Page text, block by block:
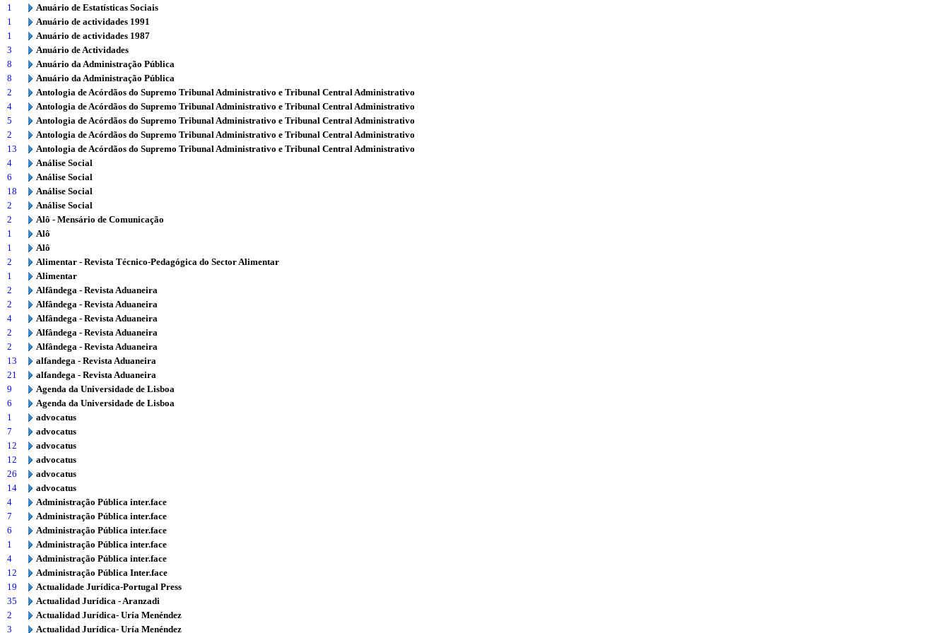
1
Anuário de Estatísticas Sociais
1
Anuário de actividades 1991
1
Anuário de actividades 1987
3
Anuário de Actividades
8
Anuário da Administração Pública
8
Anuário da Administração Pública
2
Antologia de Acórdãos do Supremo Tribunal Administrativo e Tribunal Central Administrativo
4
Antologia de Acórdãos do Supremo Tribunal Administrativo e Tribunal Central Administrativo
5
Antologia de Acórdãos do Supremo Tribunal Administrativo e Tribunal Central Administrativo
2
Antologia de Acórdãos do Supremo Tribunal Administrativo e Tribunal Central Administrativo
13
Antologia de Acórdãos do Supremo Tribunal Administrativo e Tribunal Central Administrativo
4
Análise Social
6
Análise Social
18
Análise Social
2
Análise Social
2
Alô - Mensário de Comunicação
1
Alô
1
Alô
2
Alimentar - Revista Técnico-Pedagógica do Sector Alimentar
1
Alimentar
2
Alfândega - Revista Aduaneira
2
Alfândega - Revista Aduaneira
4
Alfândega - Revista Aduaneira
2
Alfândega - Revista Aduaneira
2
Alfândega - Revista Aduaneira
13
alfandega - Revista Aduaneira
21
alfandega - Revista Aduaneira
9
Agenda da Universidade de Lisboa
6
Agenda da Universidade de Lisboa
1
advocatus
7
advocatus
12
advocatus
12
advocatus
26
advocatus
14
advocatus
4
Administração Pública inter.face
7
Administração Pública inter.face
6
Administração Pública inter.face
1
Administração Pública inter.face
4
Administração Pública inter.face
12
Administração Pública Inter.face
19
Actualidade Jurídica-Portugal Press
35
Actualidad Jurídica - Aranzadi
2
Actualidad Jurídica- Uría Menéndez
3
Actualidad Jurídica- Uría Menéndez